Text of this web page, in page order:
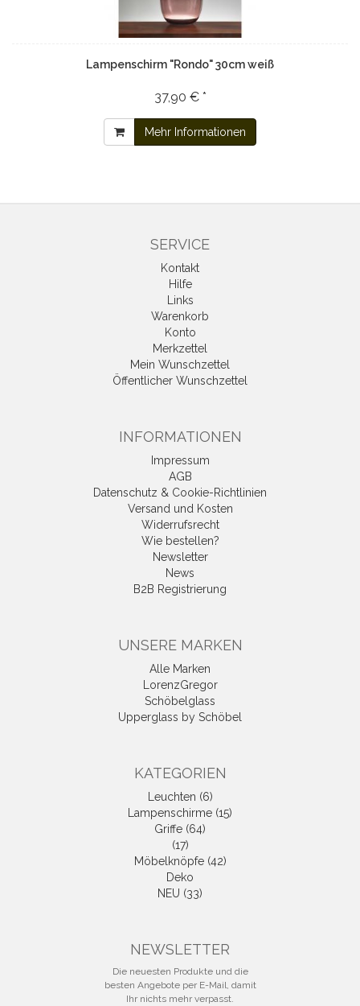
Lampenschirm "Rondo" 30cm weiß
37,90 € *
Mehr Informationen
SERVICE
Kontakt
Hilfe
Links
Warenkorb
Konto
Merkzettel
Mein Wunschzettel
Öffentlicher Wunschzettel
INFORMATIONEN
Impressum
AGB
Datenschutz & Cookie-Richtlinien
Versand und Kosten
Widerrufsrecht
Wie bestellen?
Newsletter
News
B2B Registrierung
UNSERE MARKEN
Alle Marken
LorenzGregor
Schöbelglass
Upperglass by Schöbel
KATEGORIEN
Leuchten (6)
Lampenschirme (15)
Griffe (64)
(17)
Möbelknöpfe (42)
Deko
NEU (33)
NEWSLETTER
Die neuesten Produkte und die
besten Angebote per E-Mail, damit
Ihr nichts mehr verpasst.